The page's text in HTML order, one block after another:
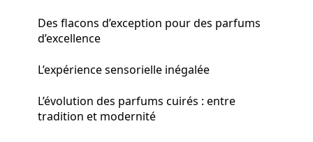
Des flacons d’exception pour des parfums
d’excellence
L’expérience sensorielle inégalée
L’évolution des parfums cuirés : entre
tradition et modernité